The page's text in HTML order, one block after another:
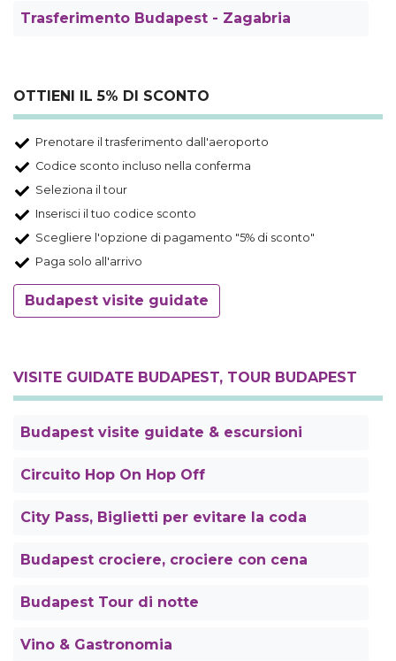
Trasferimento Budapest - Zagabria
OTTIENI IL 5% DI SCONTO
Prenotare il trasferimento dall'aeroporto
Codice sconto incluso nella conferma
Seleziona il tour
Inserisci il tuo codice sconto
Scegliere l'opzione di pagamento "5% di sconto"
Paga solo all'arrivo
Budapest visite guidate
VISITE GUIDATE BUDAPEST, TOUR BUDAPEST
Budapest visite guidate & escursioni
Circuito Hop On Hop Off
City Pass, Biglietti per evitare la coda
Budapest crociere, crociere con cena
Budapest Tour di notte
Vino & Gastronomia